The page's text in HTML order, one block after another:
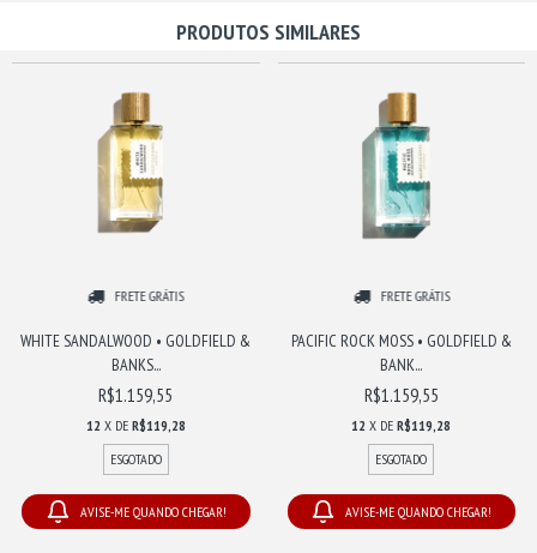
PRODUTOS SIMILARES
FRETE GRÁTIS
WHITE SANDALWOOD • GOLDFIELD &
BANKS...
R$1.159,55
12 X DE R$119,28
ESGOTADO
AVISE-ME QUANDO CHEGAR!
FRETE GRÁTIS
PACIFIC ROCK MOSS • GOLDFIELD &
BANK...
R$1.159,55
12 X DER$119,28
ESGOTADO
AVISE-ME QUANDO CHEGAR!